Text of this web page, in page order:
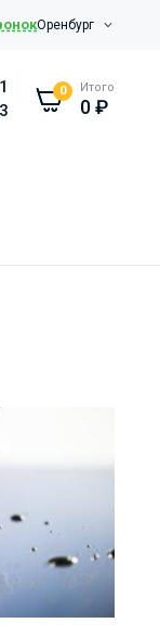
Оренбург
0 Итого
0₽